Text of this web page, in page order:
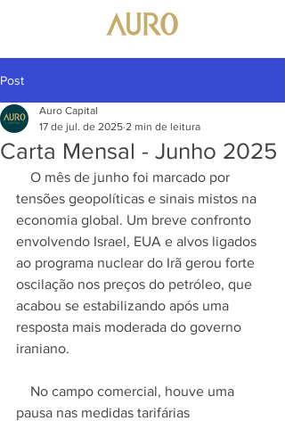
Post
Carta Mensal - Junho 2025
Auro Capital
17 de jul. de 2025 2 min de leitura
O mês de junho foi marcado por
tensões geopolíticas e sinais mistos na
economia global. Um breve confronto
envolvendo Israel, EUA e alvos ligados
ao programa nuclear do Irã gerou forte
oscilação nos preços do petróleo, que
acabou se estabilizando após uma
resposta mais moderada do governo
iraniano.
No campo comercial, houve uma
pausa nas medidas tarifárias